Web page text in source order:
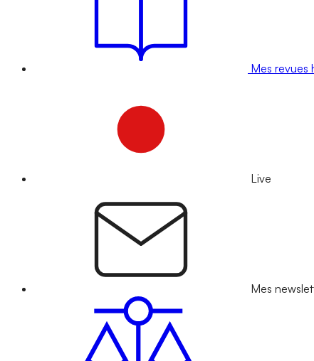
Mes revues
Live
Mes